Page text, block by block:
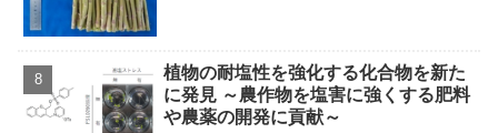
植物の耐塩性を強化する化合物を新た
に発見 ～農作物を塩害に強くする肥料
や農薬の開発に貢献～